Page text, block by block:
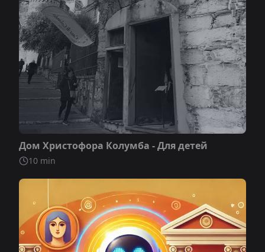
Не включено
Дом Христофора Колумба - Для детей
10 min